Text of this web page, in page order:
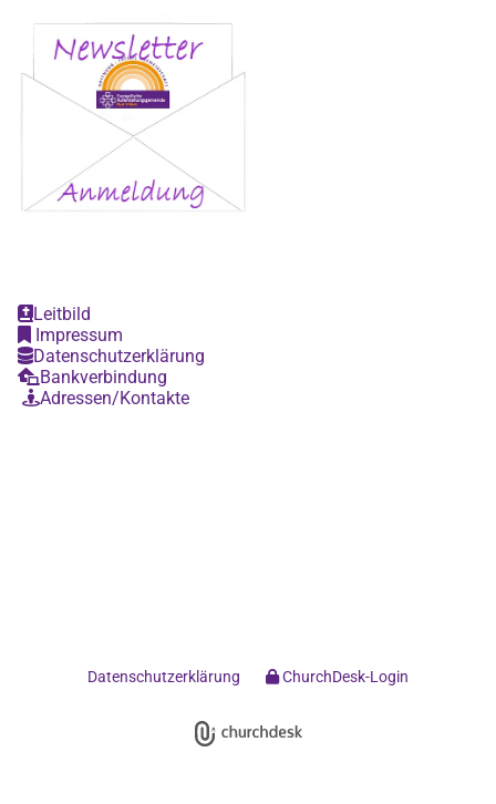
Leitbild
Impressum
Datenschutzerklärung
Bankverbindung
Adressen/Kontakte
Datenschutzerklärung ChurchDesk-Login